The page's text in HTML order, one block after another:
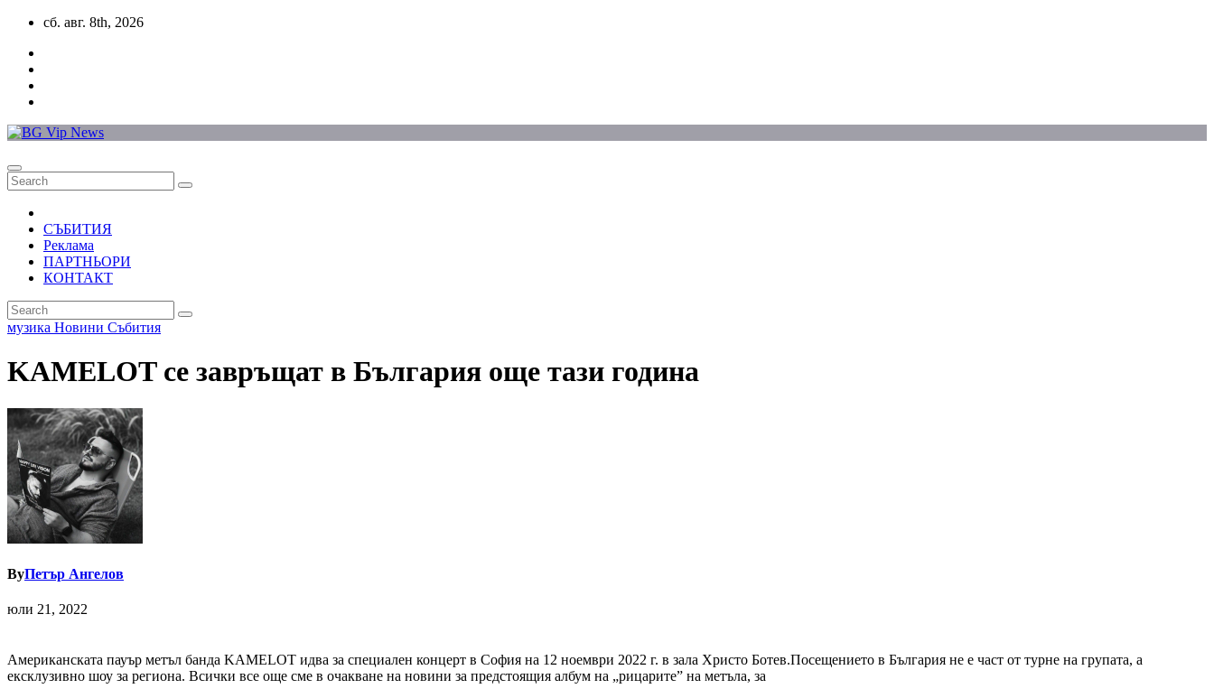
Skip
content
сб. авг. 8th, 2026
СЪБИТИЯ
Реклама
ПАРТНЬОРИ
КОНТАКТ
музика Новини Събития
KAMELOT се завръщат в България още тази година
ByПетър Ангелов
юли 21, 2022
Американската пауър метъл банда KAMELOT идва за специален концерт в София на 12 ноември 2022 г. в зала Христо Ботев.Посещението в България не е част от турне на групата, а
ексклузивно шоу за региона. Всички все още сме в очакване на новини за предстоящия албум на „рицарите” на метъла, за